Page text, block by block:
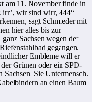
am 11. November finde in
irr’, wir sind wirr, 444“
sagt Schmieder mit
hier alles bis zur
Sachsen wegen der
gegangen.
Embleme will er
Grünen oder ein SPD-
Sie Untermensch.
an einen Baum